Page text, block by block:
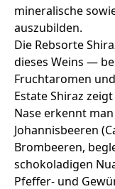
mineralische
auszubilden.
Die Rebsorte
dieses Weins —
Fruchtaromen
Estate Shiraz
Nase erkennt
Johannisbeeren
Brombeeren,
schokoladigen
Pfeffer‑ und